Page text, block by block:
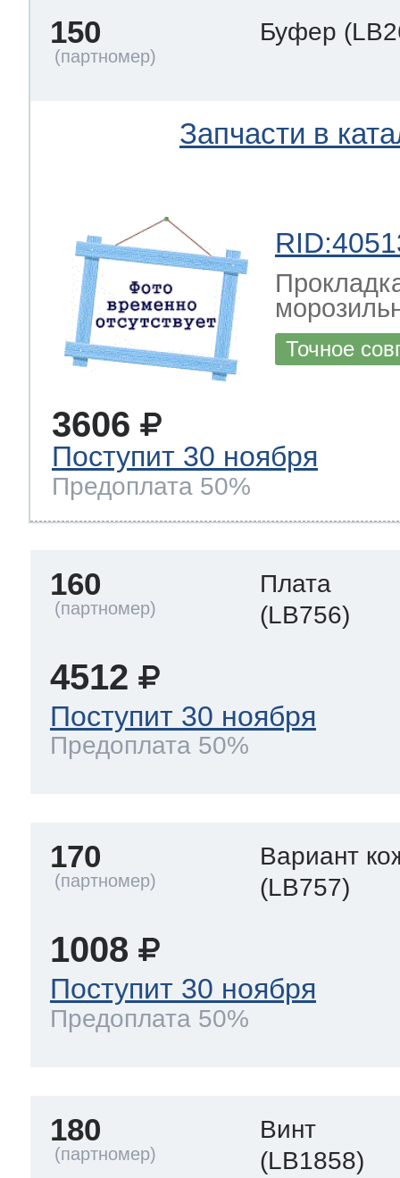
150 Буфер
Запчасти в
Точное
3606
Поступит 30 ноября
Предоплата 50%
160
Плата
(LB756)
4512
Поступит 30 ноября
Предоплата 50%
170
Вариант
(LB757)
1008
Поступит 30 ноября
Предоплата 50%
180
Винт
(LB1858)